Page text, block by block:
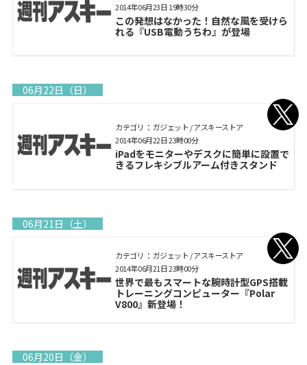
この発想はなかった！自然な風を受けら
れる『USB電動うちわ』が登場
2014年06月23日 19時30分
06月22日（日）
カテゴリ： ガジェット / アスキーストア
iPadをモニターやデスクに簡単に設置で
きるフレキシブルアーム付きスタンド
2014年06月22日 23時00分
06月21日（土）
カテゴリ： ガジェット / アスキーストア
世界で最もスマートな腕時計型GPS搭載
トレーニングコンピューター『Polar
V800』新登場！
2014年06月21日 23時00分
06月20日（金）